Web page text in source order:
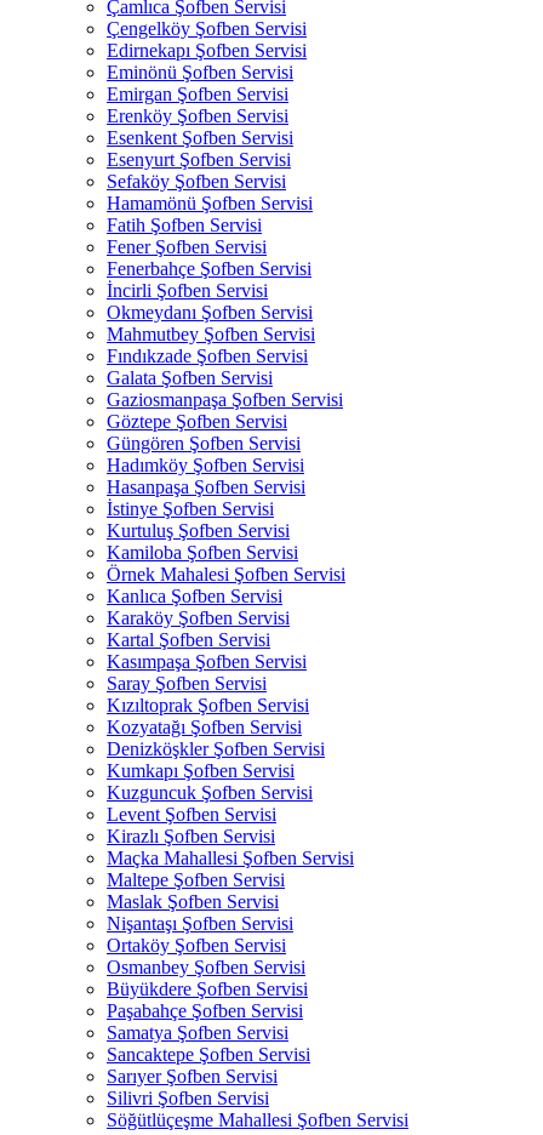
Çamlıca Şofben Servisi
Çengelköy Şofben Servisi
Edirnekapı Şofben Servisi
Eminönü Şofben Servisi
Emirgan Şofben Servisi
Erenköy Şofben Servisi
Esenkent Şofben Servisi
Esenyurt Şofben Servisi
Sefaköy Şofben Servisi
Hamamönü Şofben Servisi
Fatih Şofben Servisi
Fener Şofben Servisi
Fenerbahçe Şofben Servisi
İncirli Şofben Servisi
Okmeydanı Şofben Servisi
Mahmutbey Şofben Servisi
Fındıkzade Şofben Servisi
Galata Şofben Servisi
Gaziosmanpaşa Şofben Servisi
Göztepe Şofben Servisi
Güngören Şofben Servisi
Hadımköy Şofben Servisi
Hasanpaşa Şofben Servisi
İstinye Şofben Servisi
Kurtuluş Şofben Servisi
Kamiloba Şofben Servisi
Örnek Mahalesi Şofben Servisi
Kanlıca Şofben Servisi
Karaköy Şofben Servisi
Kartal Şofben Servisi
Kasımpaşa Şofben Servisi
Saray Şofben Servisi
Kızıltoprak Şofben Servisi
Kozyatağı Şofben Servisi
Denizköşkler Şofben Servisi
Kumkapı Şofben Servisi
Kuzguncuk Şofben Servisi
Levent Şofben Servisi
Kirazlı Şofben Servisi
Maçka Mahallesi Şofben Servisi
Maltepe Şofben Servisi
Maslak Şofben Servisi
Nişantaşı Şofben Servisi
Ortaköy Şofben Servisi
Osmanbey Şofben Servisi
Büyükdere Şofben Servisi
Paşabahçe Şofben Servisi
Samatya Şofben Servisi
Sancaktepe Şofben Servisi
Sarıyer Şofben Servisi
Silivri Şofben Servisi
Söğütlüçeşme Mahallesi Şofben Servisi